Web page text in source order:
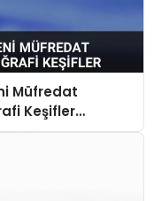
Müfredat
Keşifler